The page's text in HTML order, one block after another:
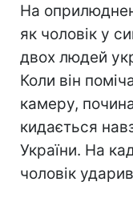
На
як чоловік у
двох людей
Коли він
камеру,
кидається
України. На
чоловік